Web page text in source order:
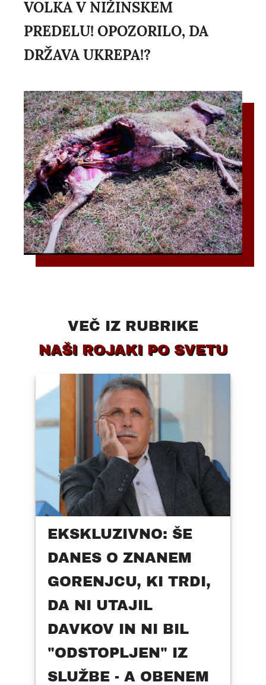
VOLKA V NIŽINSKEM
PREDELU! OPOZORILO, DA
DRŽAVA UKREPA!?
VEČ IZ RUBRIKE
NAŠI ROJAKI PO SVETU
EKSKLUZIVNO: ŠE
DANES O ZNANEM
GORENJCU, KI TRDI,
DA NI UTAJIL
DAVKOV IN NI BIL
"ODSTOPLJEN" IZ
SLUŽBE - A OBENEM